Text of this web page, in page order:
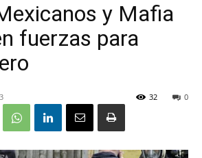
Claras
y Mafia
fuerzas para
0
32